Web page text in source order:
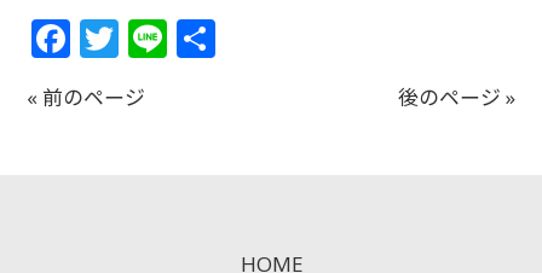
Facebook
Twitter
Line
« 前のページ 後のページ »
HOME